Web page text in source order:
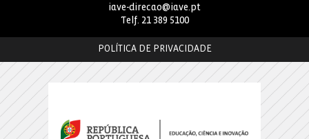
iave-direcao@iave.pt
Telf. 21 389 5100
POLÍTICA DE PRIVACIDADE